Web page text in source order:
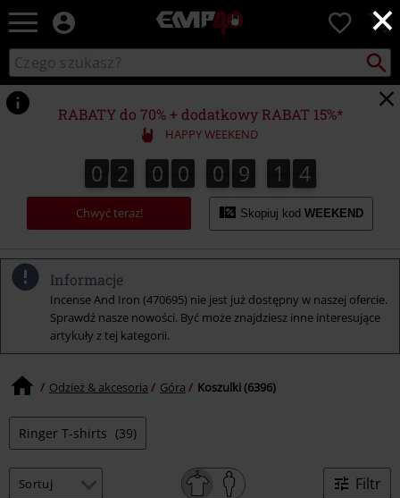
×
EMP
Merch
Fanów:
Muzyki,
Filmów,
Seriali
Gier
Moda
Alternatywna.
0
Wyszukaj
katalog
Szukaj
RABATY do 70% + dodatkowy RABAT 15%*
HAPPY WEEKEND
0
0 2
2 0
0 0
0 0
0 9
9 1
2
1 2
3
2
4
3
Chwyć teraz! Skopiuj kod WEEKEND
Informacje
Incense And Iron (470695) nie jest już dostępny w naszej ofercie.
Sprawdź nasze nowości. Być może znajdziesz inne interesujące
artykuły z tej kategorii.
Odzież & akcesoria Góra Koszulki (6396)
Ringer T-shirts (39)
Filtr